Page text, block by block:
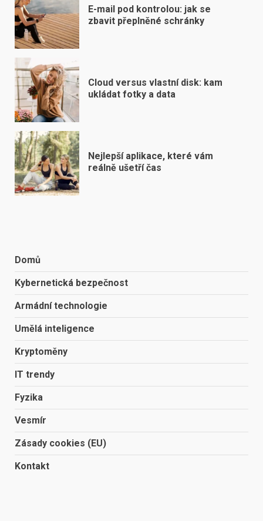
E-mail pod kontrolou: jak se
zbavit přeplněné schránky
Cloud versus vlastní disk: kam
ukládat fotky a data
Nejlepší aplikace, které vám
reálně ušetří čas
Domů
Kybernetická bezpečnost
Armádní technologie
Umělá inteligence
Kryptoměny
IT trendy
Fyzika
Vesmír
Zásady cookies (EU)
Kontakt